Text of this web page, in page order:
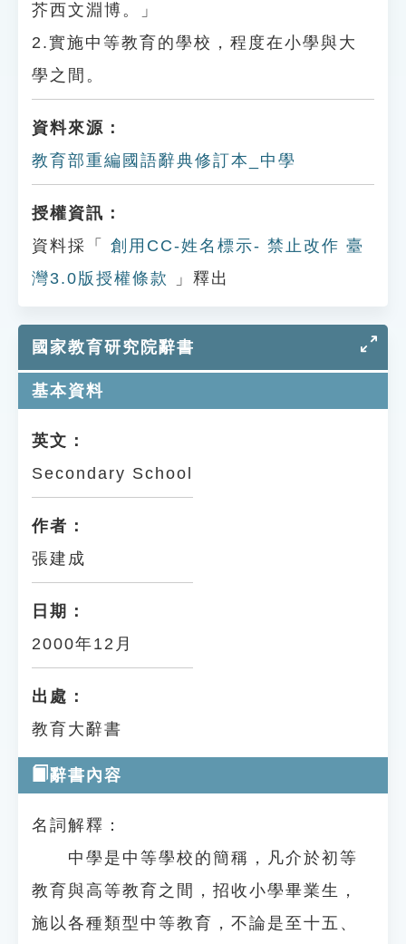
芥西文淵博。」
2.實施中等教育的學校，程度在小學與大
學之間。
資料來源：
教育部重編國語辭典修訂本_中學
授權資訊：
資料採「
創用CC-姓名標示- 禁止改作 臺
灣3.0版授權條款
」釋出
國家教育研究院辭書
基本資料
英文：
Secondary School
作者：
張建成
日期：
2000年12月
出處：
教育大辭書
辭書內容
名詞解釋：
中學是中等學校的簡稱，凡介於初等
教育與高等教育之間，招收小學畢業生，
施以各種類型中等教育，不論是至十五、